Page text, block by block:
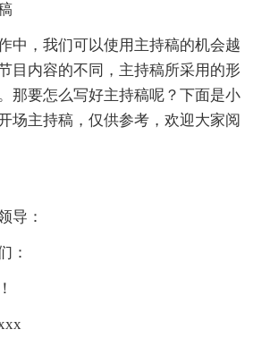
中，我们可以使用主持稿的机会越
目内容的不同，主持稿所采用的形
那要怎么写好主持稿呢？下面是小
场主持稿，仅供参考，欢迎大家阅
导：
：